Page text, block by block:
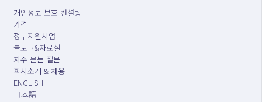
개인정보 보호 컨설팅
가격
정부지원사업
블로그&자료실
자주 묻는 질문
회사소개 & 채용
ENGLISH
日本語